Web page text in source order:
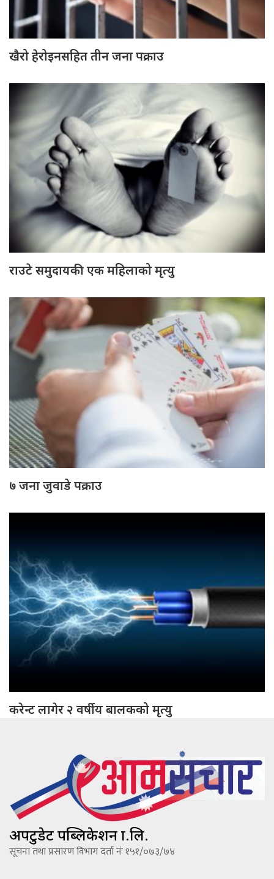
खैरो हेरोइनसहित तीन जना पक्राउ
राउटे समुदायकी एक महिलाको मृत्यु
७ जना जुवाडे पक्राउ
करेन्ट लागेर २ वर्षीय बालकको मृत्यु
अपटुडेट पब्लिकेशन प्रा.लि.
सूचना तथा प्रसारण विभाग दर्ता नंः १५१/०७३/७४